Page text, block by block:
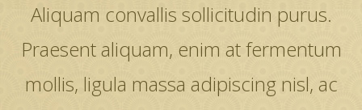
Aliquam convallis sollicitudin purus.
Praesent aliquam, enim at fermentum
mollis, ligula massa adipiscing nisl, ac